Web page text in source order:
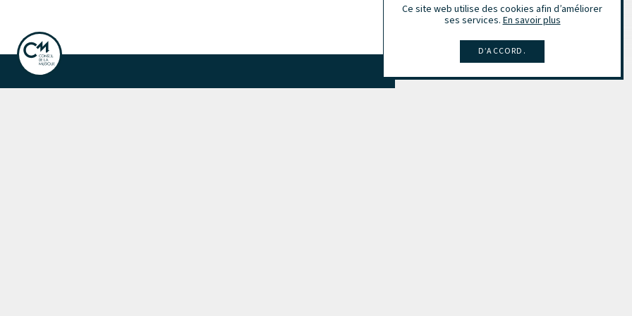
Ce site web utilise des cookies afin d’améliorer
ses services.En savoir plus
D’ACCORD.
Tout afficher